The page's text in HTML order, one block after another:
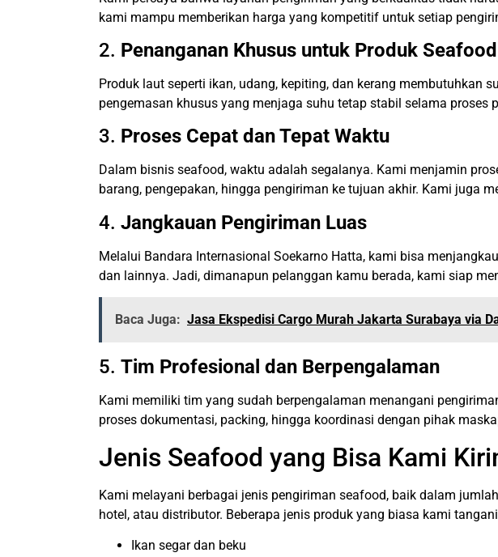
kami mampu memberikan harga yang kompetitif untuk setiap
2. Penanganan Khusus untuk Produk Seafood
Produk laut seperti ikan, udang, kepiting, dan kerang membutuhkan
pengemasan khusus yang menjaga suhu tetap stabil selama proses
3. Proses Cepat dan Tepat Waktu
Dalam bisnis seafood, waktu adalah segalanya. Kami menjamin
barang, pengepakan, hingga pengiriman ke tujuan akhir. Kami juga
4. Jangkauan Pengiriman Luas
Melalui Bandara Internasional Soekarno Hatta, kami bisa
dan lainnya. Jadi, dimanapun pelanggan kamu berada, kami siap
Baca Juga: Jasa Ekspedisi Cargo Murah Jakarta Surabaya via
5. Tim Profesional dan Berpengalaman
Kami memiliki tim yang sudah berpengalaman menangani
proses dokumentasi, packing, hingga koordinasi dengan pihak
Jenis Seafood yang Bisa Kami
Kami melayani berbagai jenis pengiriman seafood, baik dalam
hotel, atau distributor. Beberapa jenis produk yang biasa kami
Ikan segar dan beku